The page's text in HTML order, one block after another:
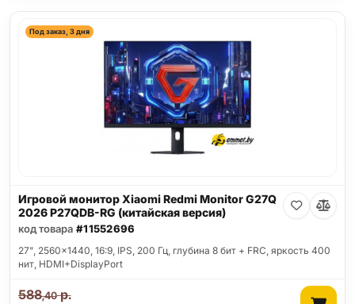
Под заказ, 3 дня
Игровой монитор Xiaomi Redmi Monitor G27Q
2026 P27QDB-RG (китайская версия)
код товара #11552696
27", 2560x1440, 16:9, IPS, 200 Гц, глубина 8 бит + FRC, яркость 400
нит, HDMI+DisplayPort
588,40р.